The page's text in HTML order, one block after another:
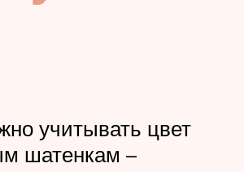
учитывать цвет
шатенкам –